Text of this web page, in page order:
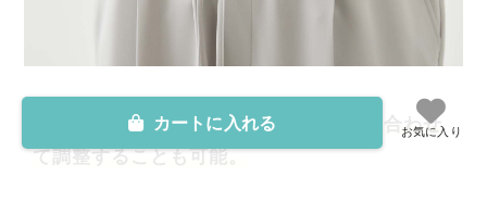
紐付きなので、ウエストまわりを自分に合わせ
て調整することも可能。
カートに入れる お気に入り